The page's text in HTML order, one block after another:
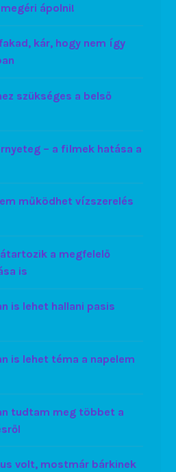
ápolni!
kár, hogy nem így
szükséges a belső
– a filmek hatása a
működhet vízszerelés
a megfelelő
is
is lehet hallani pasis
is lehet téma a napelem
tudtam meg többet a
volt, mostmár bárkinek